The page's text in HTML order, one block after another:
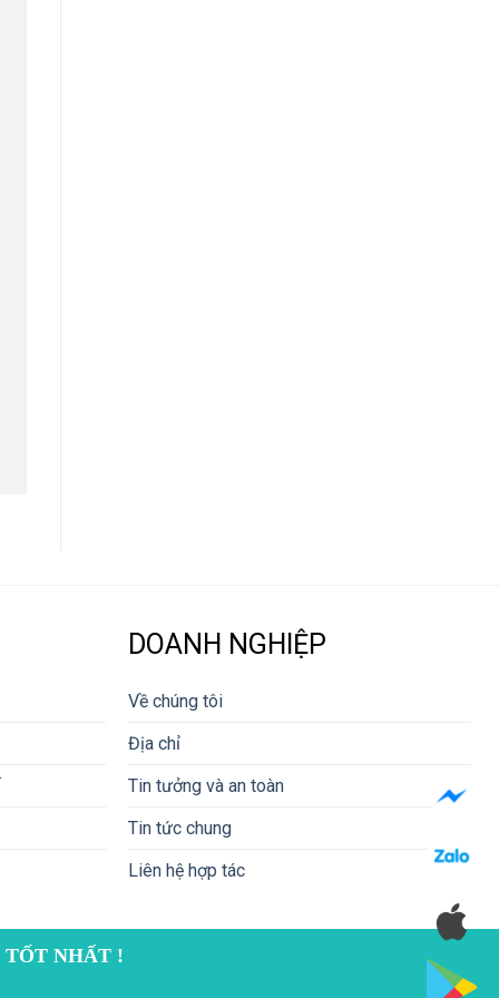
DOANH NGHIỆP
Về chúng tôi
Địa chỉ
Tin tưởng và an toàn
Tin tức chung
Liên hệ hợp tác
TỐT NHẤT !